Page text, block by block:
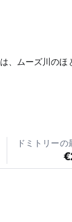
ムーズ川のほ
ドミトリーの